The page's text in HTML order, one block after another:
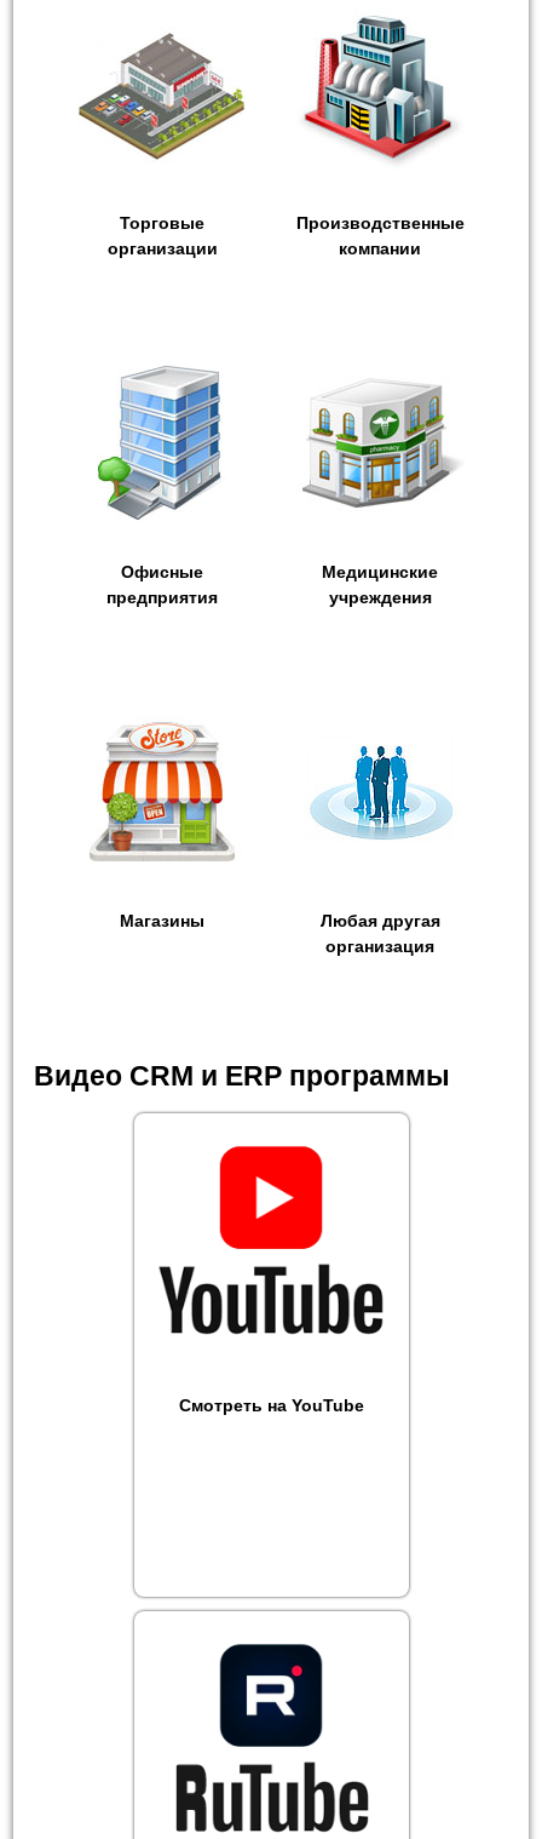
Торговые
организации
Производственные
компании
Офисные
предприятия
Медицинские
учреждения
Магазины
Любая другая
организация
Видео CRM и ERP программы
Смотреть на YouTube